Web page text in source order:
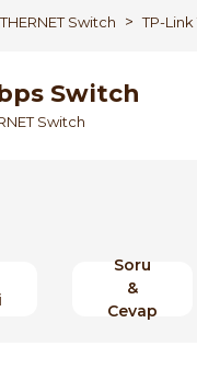
Switch TP-
Switch
Switch
Soru
&
Cevap